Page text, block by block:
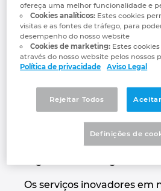
A transformação digital
continua a progredir.
serviços na nuvem, a
novo serviço para
projetos - EPLAN
aos utilizadores carregar
Plataforma EPLAN no
versão gratuita foi
março e uma versão
Os serviços inovadores em
Colombia
Croatia
Czech Republic
France
ofereça uma melhor funcionalidade e
Cookies analíticos:Estes cookies
visitas e as fontes de tráfego, para
desempenho do nosso website
Cookies de marketing:Estes
através do nosso website pelos nossos
Política de privacidade
Aviso Legal
Rejeitar Todos
Definições de